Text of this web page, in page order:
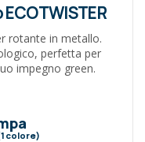
rotante in metallo.
perfetta per
impegno green.
colore)